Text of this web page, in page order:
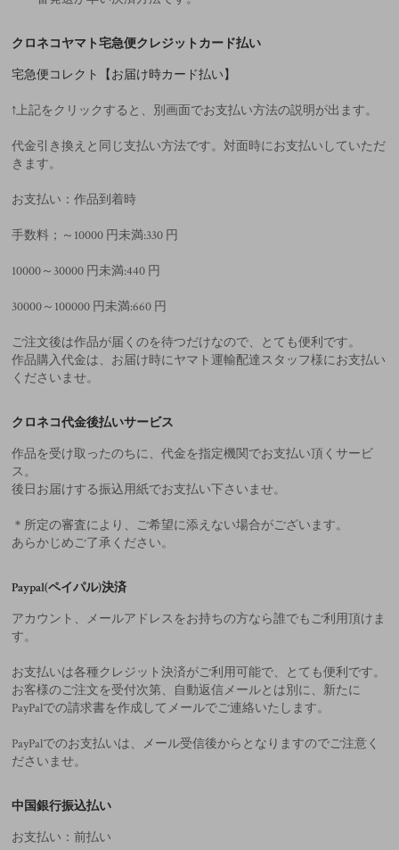
クロネコヤマト宅急便クレジットカード払い
宅急便コレクト【お届け時カード払い】
↑上記をクリックすると、別画面でお支払い方法の説明が出ます。
代金引き換えと同じ支払い方法です。対面時にお支払いしていただ
きます。
お支払い：作品到着時
手数料；～10000 円未満:330 円
10000～30000 円未満:440 円
30000～100000 円未満:660 円
ご注文後は作品が届くのを待つだけなので、とても便利です。
作品購入代金は、お届け時にヤマト運輸配達スタッフ様にお支払い
くださいませ。
クロネコ代金後払いサービス
作品を受け取ったのちに、代金を指定機関でお支払い頂くサービ
ス。
後日お届けする振込用紙でお支払い下さいませ。
＊所定の審査により、ご希望に添えない場合がございます。
あらかじめご了承ください。
Paypal(ペイパル)決済
アカウント、メールアドレスをお持ちの方なら誰でもご利用頂けま
す。
お支払いは各種クレジット決済がご利用可能で、とても便利です。
お客様のご注文を受付次第、自動返信メールとは別に、新たに
PayPalでの請求書を作成してメールでご連絡いたします。
PayPalでのお支払いは、メール受信後からとなりますのでご注意く
ださいませ。
中国銀行振込払い
お支払い：前払い